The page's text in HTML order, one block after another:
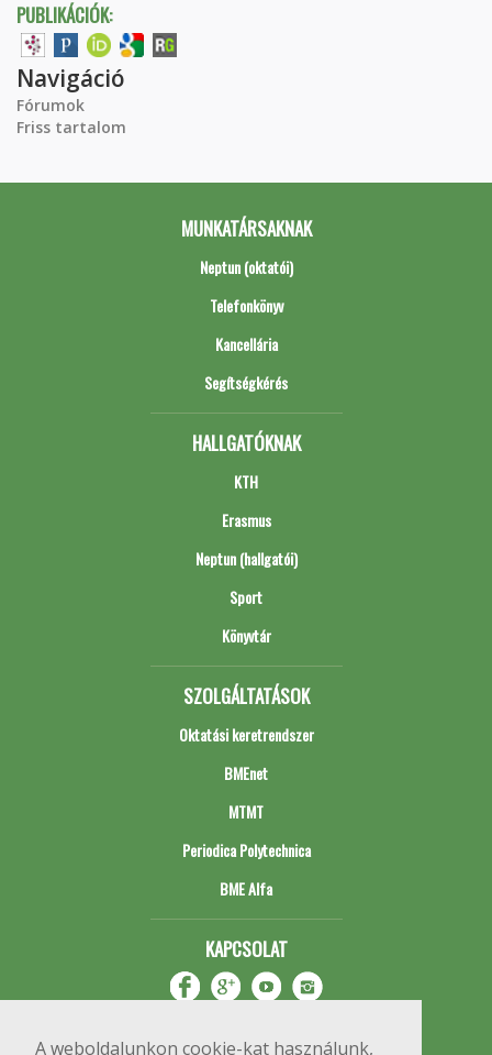
A weboldalunkon cookie-kat használunk,
PUBLIKÁCIÓK:
Navigáció
Fórumok
Friss tartalom
MUNKATÁRSAKNAK
Neptun (oktatói)
Telefonkönyv
Kancellária
Segítségkérés
HALLGATÓKNAK
KTH
Erasmus
Neptun (hallgatói)
Sport
Könyvtár
SZOLGÁLTATÁSOK
Oktatási keretrendszer
BMEnet
MTMT
Periodica Polytechnica
BME Alfa
KAPCSOLAT